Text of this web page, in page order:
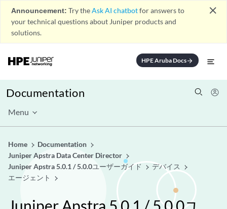
Announcement: Try theAsk AI chatbotfor answers to
your technical questions about Juniper products and
solutions.
close
HPE Aruba Docsarrow_forward
Documentation
Menu
Home
Documentation
Juniper Apstra Data Center Director
Juniper Apstra 5.0.1 / 5.0.0ユーザーガイド
デバイス
エージェント